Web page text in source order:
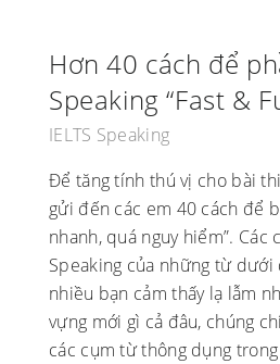
Hơn 40 cách để
Speaking “Fast &
IELTS Speaking
Để tăng tính thú vị cho bài
gửi đến các em 40 cách để
nhanh, quá nguy hiểm”. Các
Speaking của những từ dưới
nhiều bạn cảm thấy lạ lẫm
vựng mới gì cả đâu, chúng
các cụm từ thông dụng